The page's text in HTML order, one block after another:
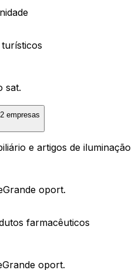
sat.
empresas
e artigos de iluminação
Grande oport.
farmacêuticos
Grande oport.